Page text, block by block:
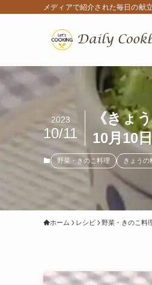
メディアで紹介された毎日の献
《きょ
10月10
2023
10/11
野菜・きのこ料理 きょうの
ホーム レシピ 野菜・きのこ料